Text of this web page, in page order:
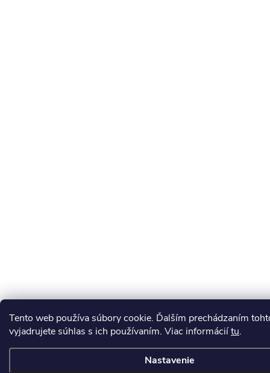
Tento web používa súbory cookie. Ďalším prechádzaním
vyjadrujete súhlas s ich používaním. Viac informáciítu.
Nastavenie